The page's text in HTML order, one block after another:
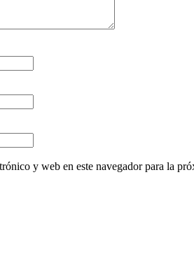
y web en este navegador para la